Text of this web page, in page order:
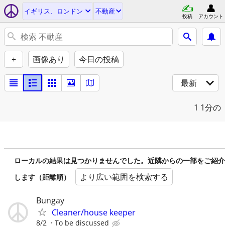
イギリス、ロンドン 不動産
投稿 アカウント
+ 画像あり 今日の投稿
最新
1 1分の
ローカルの結果は見つかりませんでした。近隣からの一部をご紹介
します（距離順）
より広い範囲を検索する
Bungay
Cleaner/house keeper
8/2 To be discussed